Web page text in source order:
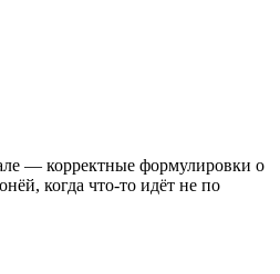
— корректные формулировки о
когда что‑то идёт не по